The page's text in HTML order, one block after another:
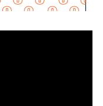
las
la avenida